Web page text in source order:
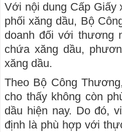
Với nội dung Cấp Giấy
phối xăng dầu, Bộ
doanh đối với thương
chứa xăng dầu,
xăng dầu.
Theo Bộ Công
cho thấy không còn
dầu hiện nay. Do đó,
định là phù hợp với